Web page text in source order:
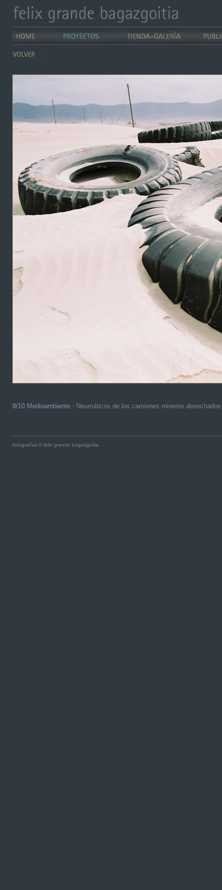
8/10 Medioambiente - Neumáticos de los camiones mineros
fotografías © felix grande bagazgoitia